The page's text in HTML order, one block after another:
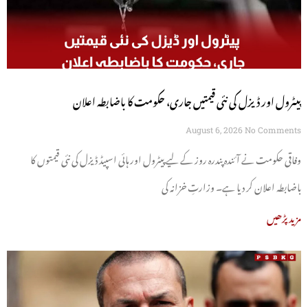
پیٹرول اور ڈیزل کی نئی قیمتیں جاری، حکومت کا باضابطہ اعلان
August 6, 2026 No Comments
وفاقی حکومت نے آئندہ پندرہ روز کے لیے پیٹرول اور ہائی اسپیڈ ڈیزل کی نئی قیمتوں کا
باضابطہ اعلان کر دیا ہے۔ وزارتِ خزانہ کی
مزید پڑھیں